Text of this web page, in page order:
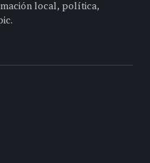
local, política,